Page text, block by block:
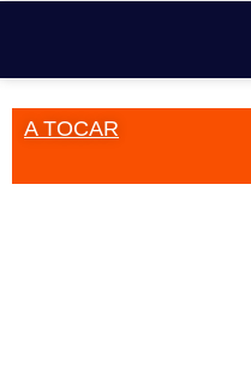
A TOCAR